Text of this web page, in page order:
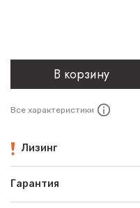
В корзину
Все характеристики
Лизинг
Гарантия